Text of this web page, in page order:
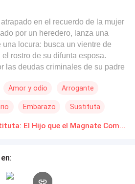
en el recuerdo de la mujer
por un heredero, lanza una
una locura: busca un vientre de
rostro de su difunta esposa.
las deudas criminales de su padre
ser la chica dulce e inocente que
carácter indomable que no está
de nadie. Entre contratos fríos
lo obligará a enfrentar a la mujer
salvar.
Amor y odio Arrogante
Embarazo Sustituta
El Secreto de la Prostituta: El Hijo que el Magnate Compró Novelas Online Descarga gratuita de PDF